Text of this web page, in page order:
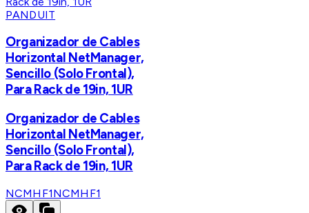
PANDUIT
Organizador de Cables
Horizontal NetManager,
Sencillo (Solo Frontal),
Para Rack de 19in, 1UR
Organizador de Cables
Horizontal NetManager,
Sencillo (Solo Frontal),
Para Rack de 19in, 1UR
NCMHF1NCMHF1